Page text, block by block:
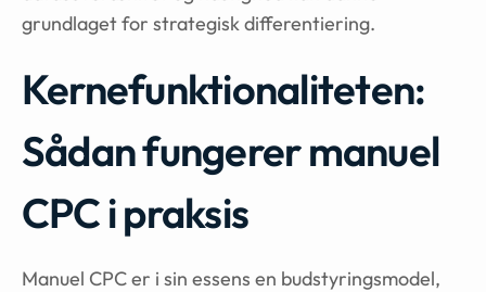
grundlaget for strategisk differentiering.
Kernefunktionaliteten:
Sådan fungerer manuel
CPC i praksis
Manuel CPC er i sin essens en budstyringsmodel,